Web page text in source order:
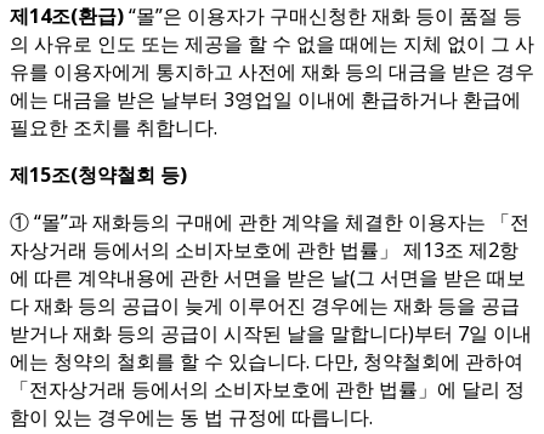
제14조(환급)“몰”은 이용자가 구매신청한 재화 등이 품절 등
의 사유로 인도 또는 제공을 할 수 없을 때에는 지체 없이 그 사
유를 이용자에게 통지하고 사전에 재화 등의 대금을 받은 경우
에는 대금을 받은 날부터 3영업일 이내에 환급하거나 환급에
필요한 조치를 취합니다.
제15조(청약철회 등)
① “몰”과 재화등의 구매에 관한 계약을 체결한 이용자는 「전
자상거래 등에서의 소비자보호에 관한 법률」 제13조 제2항
에 따른 계약내용에 관한 서면을 받은 날(그 서면을 받은 때보
다 재화 등의 공급이 늦게 이루어진 경우에는 재화 등을 공급
받거나 재화 등의 공급이 시작된 날을 말합니다)부터 7일 이내
에는 청약의 철회를 할 수 있습니다. 다만, 청약철회에 관하여
「전자상거래 등에서의 소비자보호에 관한 법률」에 달리 정
함이 있는 경우에는 동 법 규정에 따릅니다.